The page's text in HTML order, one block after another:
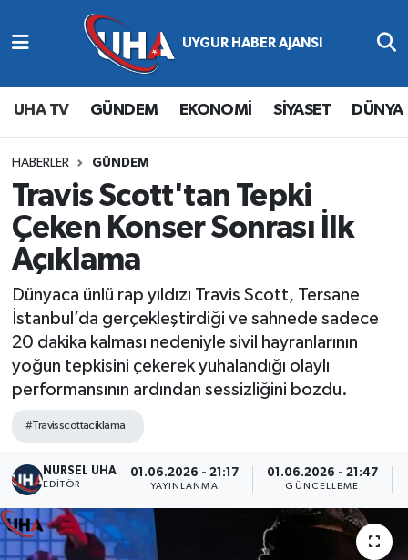
UHA TV GÜNDEM EKONOMİ SİYASET DÜNYA
HABERLER GÜNDEM
Travis Scott'tan Tepki
Çeken Konser Sonrası İlk
Açıklama
Dünyaca ünlü rap yıldızı Travis Scott, Tersane
İstanbul’da gerçekleştirdiği ve sahnede sadece
20 dakika kalması nedeniyle sivil hayranlarının
yoğun tepkisini çekerek yuhalandığı olaylı
performansının ardından sessizliğini bozdu.
#Travisscottaciklama
NURSEL UHA
EDITÖR
01.06.2026 - 21:17
YAYINLANMA
01.06.2026 - 21:47
GÜNCELLEME
Abone Ol
Gündem
Ekonomi
Magazin
Siyaset
Spor
Yaşam
Nöbetçi Eczaneler
Hava Durumu
Namaz Vakitleri
Trafik Durumu
Süper Lig Puan Durumu ve Fikstür
Tüm Manşetler
Son Dakika Haberleri
Haber Arşivi